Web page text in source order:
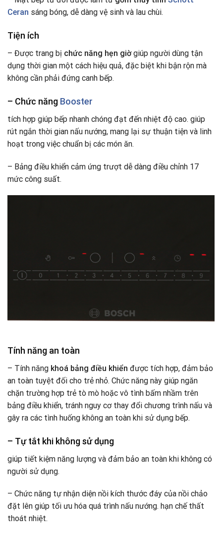
Ceran sáng bóng, dễ dàng vệ sinh và lau chùi.
Tiện ích
– Được trang bị chức năng hẹn giờgiúp người dùng tận
dụng thời gian một cách hiệu quả, đặc biệt khi bận rộn mà
không cần phải đứng canh bếp.
– Chức năng Booster
tích hợp giúp bếp nhanh chóng đạt đến nhiệt độ cao. giúp
rút ngắn thời gian nấu nướng, mang lại sự thuận tiện và linh
hoạt trong việc chuẩn bị các món ăn.
– Bảng điều khiển cảm ứng trượt dễ dàng điều chỉnh 17
mức công suất.
Tính năng an toàn
– Tính năng khoá bảng điều khiển được tích hợp, đảm bảo
an toàn tuyệt đối cho trẻ nhỏ. Chức năng này giúp ngăn
chặn trường hợp trẻ tò mò hoặc vô tình bấm nhầm trên
bảng điều khiển, tránh nguy cơ thay đổi chương trình nấu và
gây ra các tình huống không an toàn khi sử dụng bếp.
– Tự tắt khi không sử dụng
giúp tiết kiệm năng lượng và đảm bảo an toàn khi không có
người sử dụng.
– Chức năng tự nhận diện nồi kích thước đáy của nồi chảo
đặt lên giúp tối ưu hóa quá trình nấu nướng. hạn chế thất
thoát nhiệt.